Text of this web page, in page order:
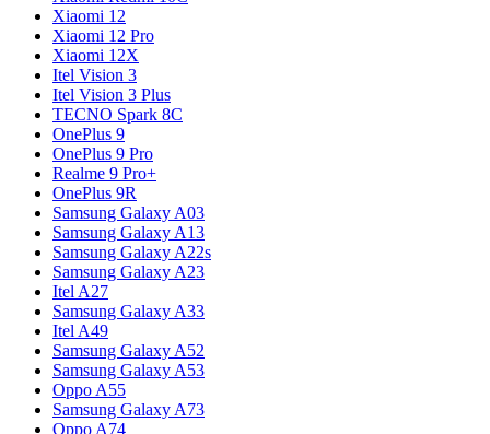
Xiaomi 12
Xiaomi 12 Pro
Xiaomi 12X
Itel Vision 3
Itel Vision 3 Plus
TECNO Spark 8C
OnePlus 9
OnePlus 9 Pro
Realme 9 Pro+
OnePlus 9R
Samsung Galaxy A03
Samsung Galaxy A13
Samsung Galaxy A22s
Samsung Galaxy A23
Itel A27
Samsung Galaxy A33
Itel A49
Samsung Galaxy A52
Samsung Galaxy A53
Oppo A55
Samsung Galaxy A73
Oppo A74